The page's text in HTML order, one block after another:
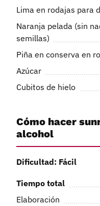
Lima en rodajas para
Naranja pelada (sin
semillas)
Piña en conserva en
Azúcar
Cubitos de hielo
Cómo hacer
alcohol
Dificultad: Fácil
Tiempo total
Elaboración